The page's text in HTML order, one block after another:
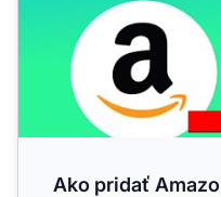
Ako pridať